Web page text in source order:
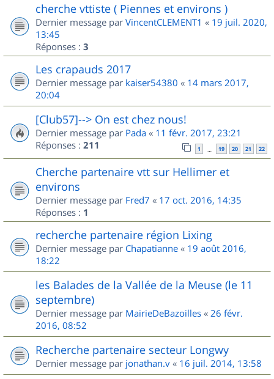
cherche vttiste ( Piennes et environs )
Dernier message par VincentCLEMENT1 « 19 juil. 2020,
13:45
Réponses : 3
Les crapauds 2017
Dernier message par kaiser54380 « 14 mars 2017,
20:04
[Club57]--> On est chez nous!
Dernier message par Pada « 11 févr. 2017, 23:21
Réponses : 211 1 … 19 20 21 22
Cherche partenaire vtt sur Hellimer et
environs
Dernier message par Fred7 « 17 oct. 2016, 14:35
Réponses : 1
recherche partenaire région Lixing
Dernier message par Chapatianne « 19 août 2016,
18:22
les Balades de la Vallée de la Meuse (le 11
septembre)
Dernier message par MairieDeBazoilles « 26 févr.
2016, 08:52
Recherche partenaire secteur Longwy
Dernier message par jonathan.v « 16 juil. 2014, 13:58